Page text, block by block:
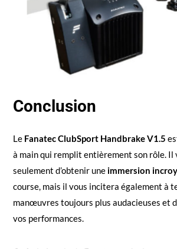
Conclusion
Le Fanatec ClubSport Handbrake V1.5
à main qui remplit entièrement son rôle. Il
seulement d’obtenir une immersion
course, mais il vous incitera également à
manœuvres toujours plus audacieuses et
vos performances.